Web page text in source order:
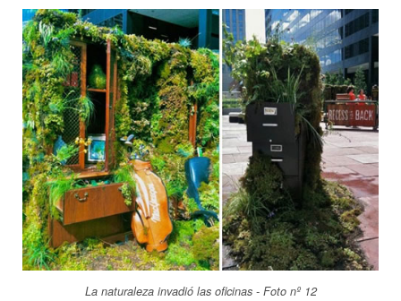
La naturaleza invadió las oficinas - Foto nº 12